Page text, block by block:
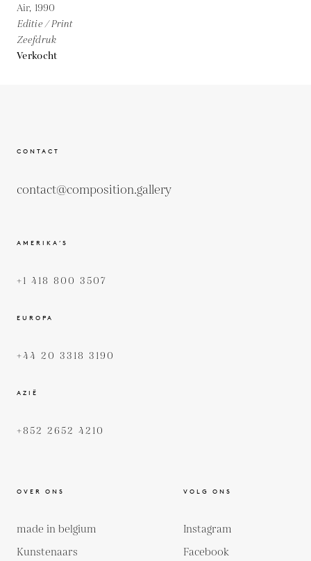
Air, 1990
Editie / Print
Zeefdruk
Verkocht
CONTACT
contact@composition.gallery
AMERIKA’S
+1 418 800 3507
EUROPA
+44 20 3318 3190
AZIË
+852 2652 4210
OVER ONS
made in belgium
Kunstenaars
VOLG ONS
Instagram
Facebook